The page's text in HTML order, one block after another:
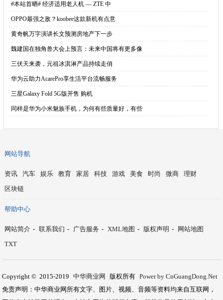
·#本站首晒# 经济适用老人机 — ZTE 中
·OPPO最强之敌？koobee这款新机有点意
·黄奇帆万字演讲长文预测房地产下一步
·魏建国在独角兽大会上预言：未来中国将有更多像
·三伏天来袭，元祖冰淇淋产品持续走俏
·华为云助力AcarePro享生活平台流畅服务
·三星Galaxy Fold 5G版开售 购机
· 同样是华为小米魅族手机，为何有些质量好，有些
网站导航
资讯 汽车 娱乐 教育 家居 科技 游戏 美食 时尚 微商
理财
区块链
帮助中心
网站简介 - 联系我们 - 广告服务 - XML地图 - 版权声明 -
网站地图
TXT
Copyright © 2015-2019 中华商业网 版权所有 Power by CnGuangDong.Net
免责声明：中华商业网所有文字、图片、视频、音频等资料均来自互联网，